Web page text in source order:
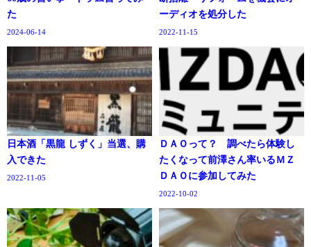
た
2024-06-14
ーディオを処分した
2022-11-15
日本酒「黒龍 しずく」当選、購
入できた
2022-11-05
ＤＡＯって？ 調べたら体験し
たくなって前澤さん率いるＭＺ
ＤＡＯに参加してみた
2022-10-02